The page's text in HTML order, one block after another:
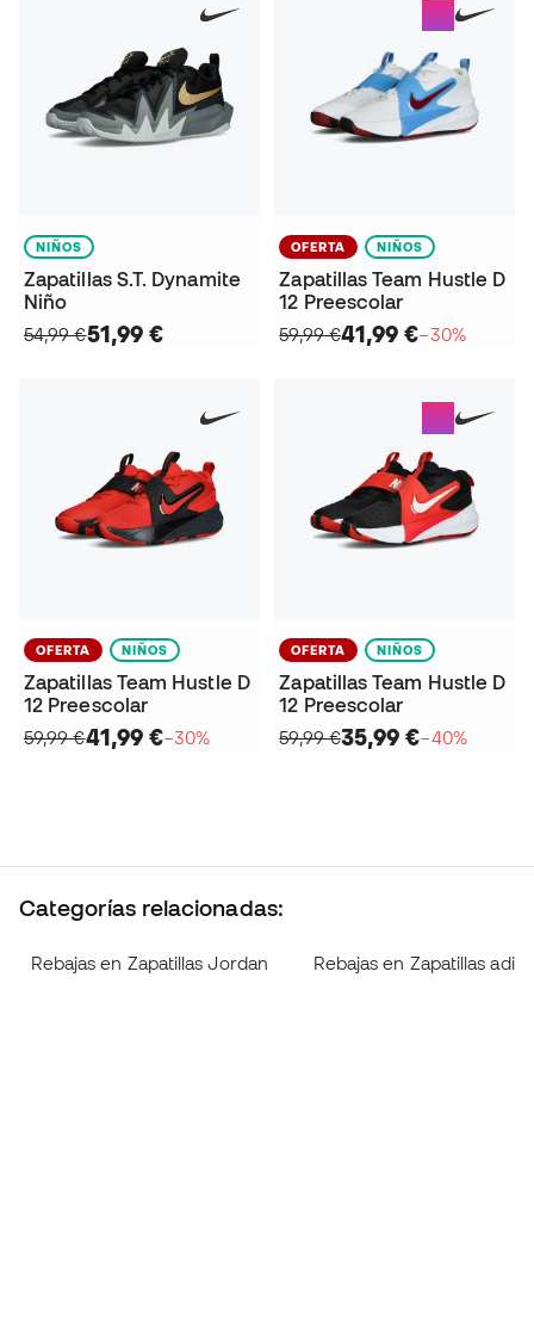
NIÑOS
Zapatillas S.T. Dynamite
Niño
54,99 €51,99 €
OFERTA NIÑOS
Zapatillas Team Hustle D
12 Preescolar
59,99 €41,99 €−30%
OFERTA NIÑOS
Zapatillas Team Hustle D
12 Preescolar
59,99 €41,99 €−30%
OFERTA NIÑOS
Zapatillas Team Hustle D
12 Preescolar
59,99 €35,99 €−40%
Categorías relacionadas:
Rebajas en Zapatillas Jordan Rebajas en Zapatillas